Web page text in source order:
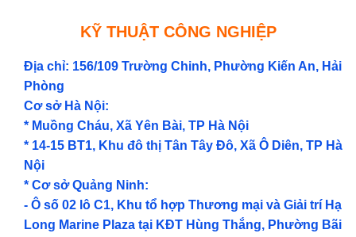
KỸ THUẬT CÔNG NGHIỆP
Địa chỉ: 156/109 Trường Chinh, Phường Kiến An, Hải
Phòng
Cơ sở Hà Nội:
* Muồng Cháu, Xã Yên Bài, TP Hà Nội
* 14-15 BT1, Khu đô thị Tân Tây Đô, Xã Ô Diên, TP Hà
Nội
* Cơ sở Quảng Ninh:
- Ô số 02 lô C1, Khu tổ hợp Thương mại và Giải trí Hạ
Long Marine Plaza tại KĐT Hùng Thắng, Phường Bãi